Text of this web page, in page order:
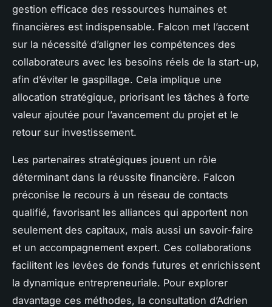
gestion efficace des ressources humaines et
financières est indispensable. Falcon met l’accent
sur la nécessité d’aligner les compétences des
collaborateurs avec les besoins réels de la start-up,
afin d’éviter le gaspillage. Cela implique une
allocation stratégique, priorisant les tâches à forte
valeur ajoutée pour l’avancement du projet et le
retour sur investissement.
Les partenaires stratégiques jouent un rôle
déterminant dans la réussite financière. Falcon
préconise le recours à un réseau de contacts
qualifié, favorisant les alliances qui apportent non
seulement des capitaux, mais aussi un savoir-faire
et un accompagnement expert. Ces collaborations
facilitent les levées de fonds futures et enrichissent
la dynamique entrepreneuriale. Pour explorer
davantage ces méthodes, la consultation d’Adrien